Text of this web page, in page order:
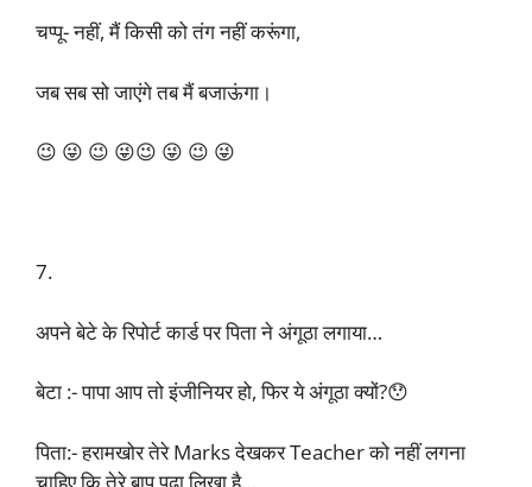
चप्पू- नहीं, मैं किसी को तंग नहीं करूंगा,
जब सब सो जाएंगे तब मैं बजाऊंगा।
😉 😜 😉 😜😉 😜 😉 😜
7.
अपने बेटे के रिपोर्ट कार्ड पर पिता ने अंगूठा लगाया…
बेटा :- पापा आप तो इंजीनियर हो, फिर ये अंगूठा क्यों?😯
पिता:- हरामखोर तेरे Marks देखकर Teacher को नहीं लगना
चाहिए कि तेरे बाप पढ़ा लिखा है…